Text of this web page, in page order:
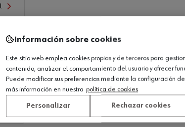
Información sobre cookies
Este sitio web emplea cookies propias y de terceros para
contenido, analizar el comportamiento del usuario y ofrecer
Puede modificar sus preferencias mediante la configuración
más información en nuestra política de cookies
Personalizar Rechazar cookies